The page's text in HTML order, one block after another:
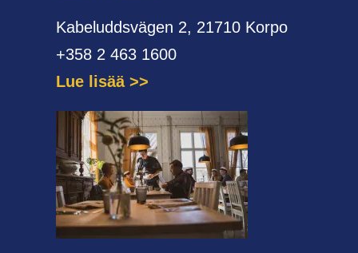
Kabeluddsvägen 2, 21710 Korpo
+358 2 463 1600
Lue lisää